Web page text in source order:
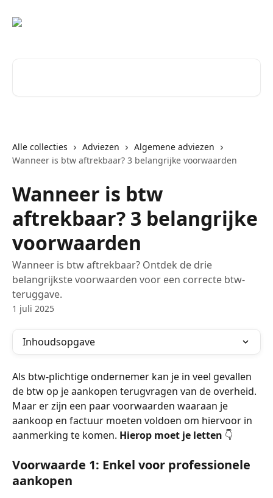
Alle collecties Adviezen
Algemene adviezen
Wanneer is btw aftrekbaar? 3 belangrijke voorwaarden
Wanneer is btw
aftrekbaar? 3 belangrijke
voorwaarden
Wanneer is btw aftrekbaar? Ontdek de drie
belangrijkste voorwaarden voor een correcte btw-
teruggave.
1 juli 2025
Inhoudsopgave
Als btw-plichtige ondernemer kan je in veel gevallen
de btw op je aankopen terugvragen van de overheid.
Maar er zijn een paar voorwaarden waaraan je
aankoop en factuur moeten voldoen om hiervoor in
aanmerking te komen. Hierop moet je letten 👇
Voorwaarde 1: Enkel voor professionele
aankopen